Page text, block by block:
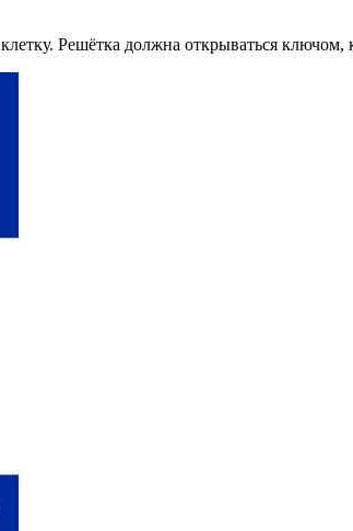
Решётка должна открываться